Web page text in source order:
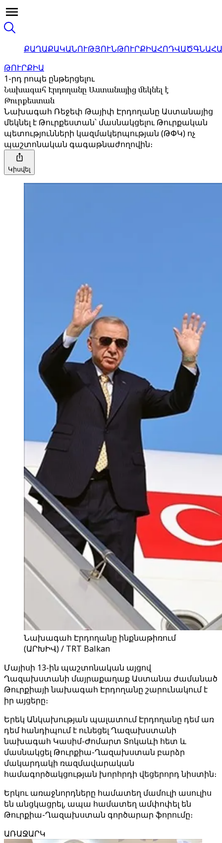
ՔԱՂԱՔԱԿԱՆՈՒԹՅՈՒՆԹՈՒՐՔԻԱՀՈԴՎԱԾ
ԹՈՒՐՔԻԱ
1-րդ րոպե ընթերցելու
Նախագահ Էրդողանը Աստանայից մեկնել է
Թուրքեստան
Նախագահ Ռեջեփ Թայիփ Էրդողանը Աստանայից
մեկնել է Թուրքեստան՝ մասնակցելու Թուրքական
պետությունների կազմակերպության (ԹՓԿ) ոչ
պաշտոնական գագաթնաժողովին։
Կիսվել
Նախագահ Էրդողանը ինքնաթիռում
(ԱՐԽԻՎ) / TRT Balkan
Մայիսի 13-ին պաշտոնական այցով
Ղազախստանի մայրաքաղաք Աստանա ժամանած
Թուրքիայի նախագահ Էրդողանը շարունակում է
իր այցերը։
Երեկ Անկախության պալատում Էրդողանը դեմ առ
դեմ հանդիպում է ունեցել Ղազախստանի
նախագահ Կասիմ-Ժոմարտ Տոկաևի հետ և
մասնակցել Թուրքիա-Ղազախստան բարձր
մակարդակի ռազմավարական
համագործակցության խորհրդի վեցերորդ նիստին։
Երկու առաջնորդները համատեղ մամուլի ասուլիս
են անցկացրել, ապա համատեղ ամփոփել են
Թուրքիա-Ղազախստան գործարար ֆորումը։
ԱՌԱՋԱՐԿ